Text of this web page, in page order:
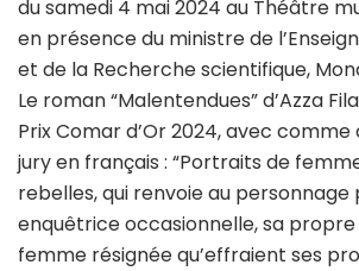
du samedi 4 mai 2024 au Théâtre
en présence du ministre de
et de la Recherche scientifique,
Le roman “Malentendues” d’Azza
Prix Comar d’Or 2024, avec
jury en français : “Portraits de
rebelles, qui renvoie au personnage
enquêtrice occasionnelle, sa
femme résignée qu’effraient ses